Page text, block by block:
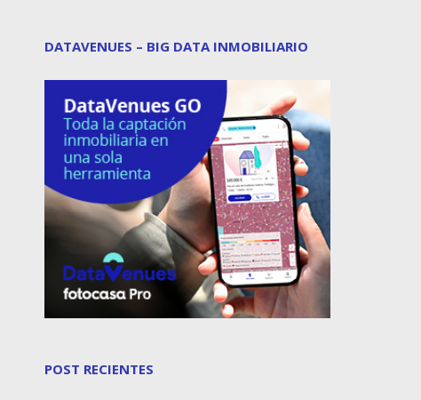
DATAVENUES – BIG DATA INMOBILIARIO
POST RECIENTES